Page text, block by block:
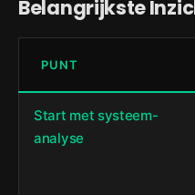
Belangrijkste
PUNT
Start met systeem-
analyse